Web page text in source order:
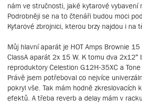
nám ve stručnosti, jaké kytarové vybavení
Podrobněji se na to čtenáři budou moci
Kytarové zbrojnici, kterou brzy najdou i na
Můj hlavní aparát je HOT Amps Brownie
ClassA aparát 2x 15 W. K tomu dva 2x12“
reproduktory Celestion G12H-35XC a Tone
Právě jsem potřeboval co nejvíce
pokryl vše. Tak mám hodně zkreslovacích
efektů. A třeba reverb a delay mám v